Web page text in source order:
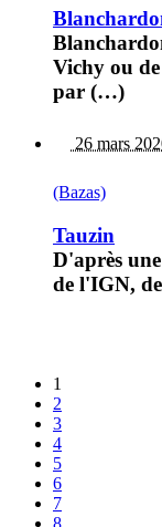
Vichy ou
par (…)
26 mars
(Bazas)
Tauzin
D'après
de l'IGN,
1
2
3
4
5
6
7